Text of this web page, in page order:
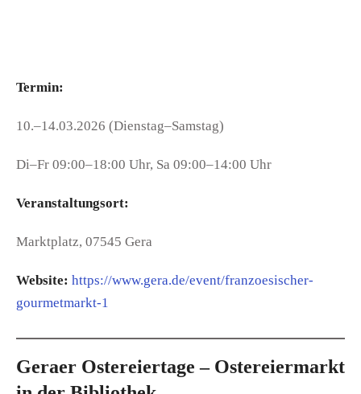
Termin:
10.–14.03.2026 (Dienstag–Samstag)
Di–Fr 09:00–18:00 Uhr, Sa 09:00–14:00 Uhr
Veranstaltungsort:
Marktplatz, 07545 Gera
Website: https://www.gera.de/event/franzoesischer-
gourmetmarkt-1
Geraer Ostereiertage – Ostereiermarkt